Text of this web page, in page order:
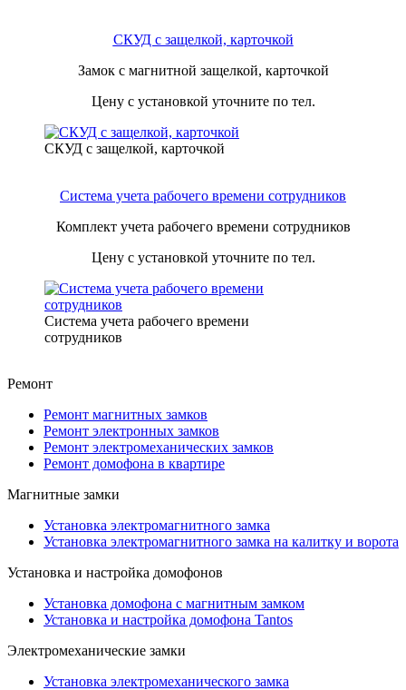
СКУД с защелкой, карточкой
Замок с магнитной защелкой, карточкой
Цену с установкой уточните по тел.
СКУД с защелкой, карточкой
Система учета рабочего времени сотрудников
Комплект учета рабочего времени сотрудников
Цену с установкой уточните по тел.
Система учета рабочего времени
сотрудников
Ремонт
Ремонт магнитных замков
Ремонт электронных замков
Ремонт электромеханических замков
Ремонт домофона в квартире
Магнитные замки
Установка электромагнитного замка
Установка электромагнитного замка на калитку и ворота
Установка и настройка домофонов
Установка домофона с магнитным замком
Установка и настройка домофона Tantos
Электромеханические замки
Установка электромеханического замка